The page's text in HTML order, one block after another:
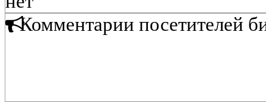
Комментарии посетителей